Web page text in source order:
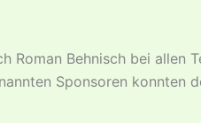
Behnisch bei allen
Sponsoren